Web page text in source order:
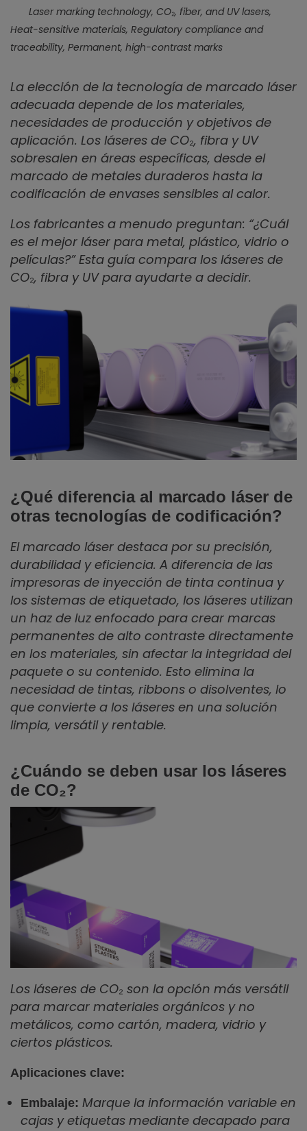
Laser marking technology, CO₂, fiber, and UV lasers,
Heat-sensitive materials, Regulatory compliance and
traceability, Permanent, high-contrast marks
La elección de la tecnología de marcado láser
adecuada depende de los materiales,
necesidades de producción y objetivos de
aplicación. Los láseres de CO₂, fibra y UV
sobresalen en áreas específicas, desde el
marcado de metales duraderos hasta la
codificación de envases sensibles al calor.
Los fabricantes a menudo preguntan: “¿Cuál
es el mejor láser para metal, plástico, vidrio o
películas?” Esta guía compara los láseres de
CO₂, fibra y UV para ayudarte a decidir.
¿Qué diferencia al marcado láser de
otras tecnologías de codificación?
El marcado láser destaca por su precisión,
durabilidad y eficiencia. A diferencia de las
impresoras de inyección de tinta continua y
los sistemas de etiquetado, los láseres utilizan
un haz de luz enfocado para crear marcas
permanentes de alto contraste directamente
en los materiales, sin afectar la integridad del
paquete o su contenido. Esto elimina la
necesidad de tintas, ribbons o disolventes, lo
que convierte a los láseres en una solución
limpia, versátil y rentable.
¿Cuándo se deben usar los láseres
de CO₂?
Los láseres de CO₂ son la opción más versátil
para marcar materiales orgánicos y no
metálicos, como cartón, madera, vidrio y
ciertos plásticos.
Aplicaciones clave:
Embalaje: Marque la información variable en
cajas y etiquetas mediante decapado para